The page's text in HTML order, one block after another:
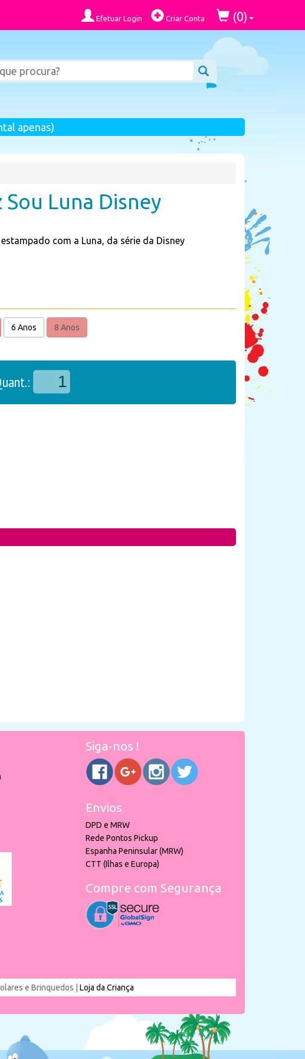
Efetuar Login Criar Conta (0)
apenas)
Sou Luna Disney
com a Luna, da série da Disney
6 Anos 8 Anos
Siga-nos !
Envios
DPD e MRW
Rede Pontos Pickup
Espanha Peninsular (MRW)
CTT (Ilhas e Europa)
Compre com Segurança
e Brinquedos | Loja da Criança